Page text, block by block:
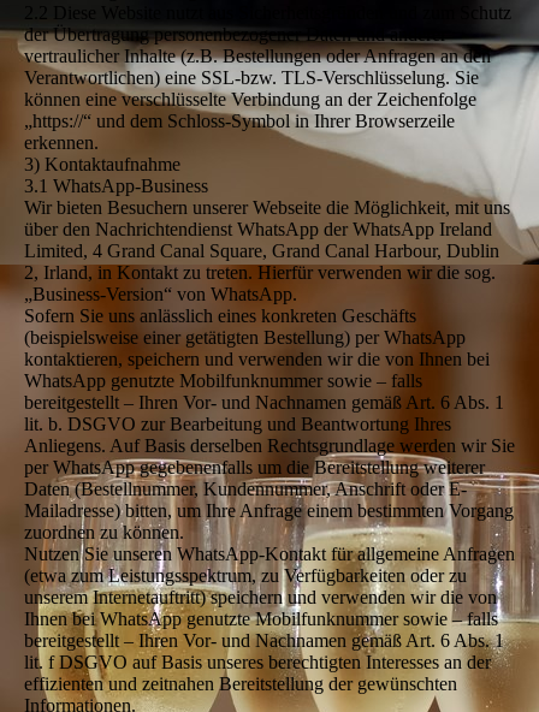
2.2 Diese Website nutzt aus Sicherheitsgründen und zum Schutz
der Übertragung personenbezogener Daten und anderer
vertraulicher Inhalte (z.B. Bestellungen oder Anfragen an den
Verantwortlichen) eine SSL-bzw. TLS-Verschlüsselung. Sie
können eine verschlüsselte Verbindung an der Zeichenfolge
„https://“ und dem Schloss-Symbol in Ihrer Browserzeile
erkennen.
3) Kontaktaufnahme
3.1 WhatsApp-Business
Wir bieten Besuchern unserer Webseite die Möglichkeit, mit uns
über den Nachrichtendienst WhatsApp der WhatsApp Ireland
Limited, 4 Grand Canal Square, Grand Canal Harbour, Dublin
2, Irland, in Kontakt zu treten. Hierfür verwenden wir die sog.
„Business-Version“ von WhatsApp.
Sofern Sie uns anlässlich eines konkreten Geschäfts
(beispielsweise einer getätigten Bestellung) per WhatsApp
kontaktieren, speichern und verwenden wir die von Ihnen bei
WhatsApp genutzte Mobilfunknummer sowie – falls
bereitgestellt – Ihren Vor- und Nachnamen gemäß Art. 6 Abs. 1
lit. b. DSGVO zur Bearbeitung und Beantwortung Ihres
Anliegens. Auf Basis derselben Rechtsgrundlage werden wir Sie
per WhatsApp gegebenenfalls um die Bereitstellung weiterer
Daten (Bestellnummer, Kundennummer, Anschrift oder E-
Mailadresse) bitten, um Ihre Anfrage einem bestimmten Vorgang
zuordnen zu können.
Nutzen Sie unseren WhatsApp-Kontakt für allgemeine Anfragen
(etwa zum Leistungsspektrum, zu Verfügbarkeiten oder zu
unserem Internetauftritt) speichern und verwenden wir die von
Ihnen bei WhatsApp genutzte Mobilfunknummer sowie – falls
bereitgestellt – Ihren Vor- und Nachnamen gemäß Art. 6 Abs. 1
lit. f DSGVO auf Basis unseres berechtigten Interesses an der
effizienten und zeitnahen Bereitstellung der gewünschten
Informationen.